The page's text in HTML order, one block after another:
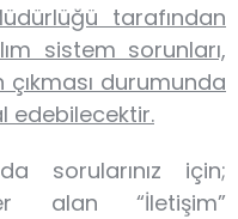
tarafından
sistem sorunları,
durumunda
edebilecektir.
sorularınız için;
alan “İletişim”